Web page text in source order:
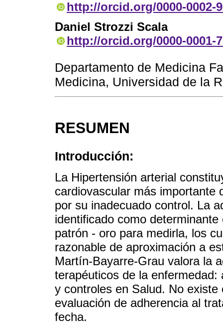
http://orcid.org/0000-0002-
Daniel Strozzi Scala
http://orcid.org/0000-0001-
Departamento de Medicina
Medicina, Universidad de la
RESUMEN
Introducción:
La Hipertensión arterial
cardiovascular más importante
por su inadecuado control. La
identificado como
patrón - oro para medirla, los
razonable de aproximación a
Martín-Bayarre-Grau valora la
terapéuticos de la
y controles en Salud. No
evaluación de adherencia al
fecha.